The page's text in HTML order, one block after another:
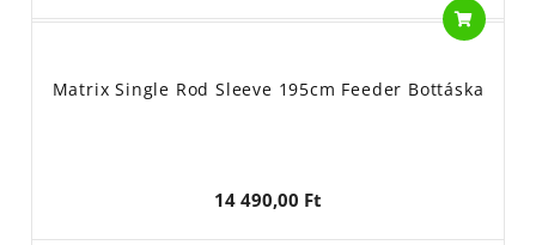
Matrix Single Rod Sleeve 195cm Feeder Bottáska
14 490,00 Ft